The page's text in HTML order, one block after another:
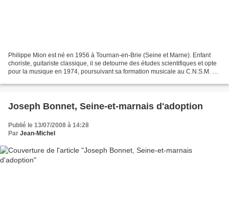
Philippe Mion est né en 1956 à Tournan-en-Brie (Seine et Marne). Enfant
choriste, guitariste classique, il se detourne des études scientifiques et opte
pour la musique en 1974, poursuivant sa formation musicale au C.N.S.M. de
Joseph Bonnet, Seine-et-marnais d'adoption
Publié le 13/07/2008 à 14:28
Par Jean-Michel